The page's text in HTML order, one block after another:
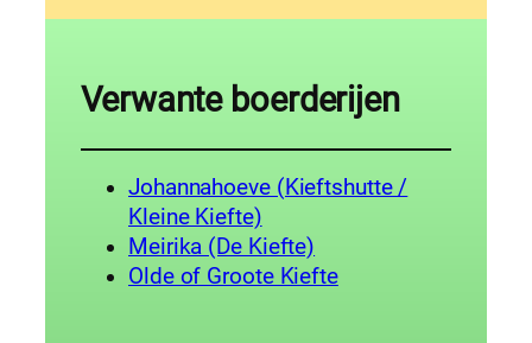
Verwante boerderijen
Johannahoeve (Kieftshutte /
Kleine Kiefte)
Meirika (De Kiefte)
Olde of Groote Kiefte